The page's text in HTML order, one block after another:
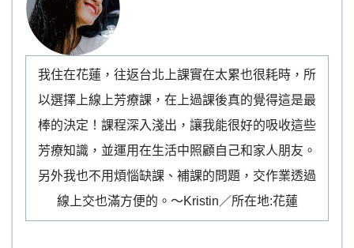
我住在花蓮，往返台北上課實在太累也很耗時，所
以選擇上線上芳療課，在上過課後真的覺得這是最
棒的決定！課程深入淺出，讓我能很好的吸收這些
芳療知識，並運用在生活中照顧自己和家人朋友。
另外我也不用煩惱缺課、補課的問題，交作業透過
線上交也滿方便的。～Kristin／所在地:花蓮